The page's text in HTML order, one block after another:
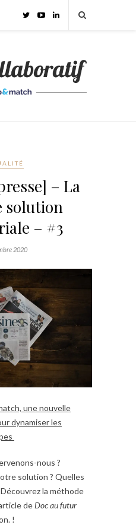
– La
solution
– #3
2020
une nouvelle
dynamiser les
nous ?
solution ? Quelles
la méthode
deDoc au futur
!